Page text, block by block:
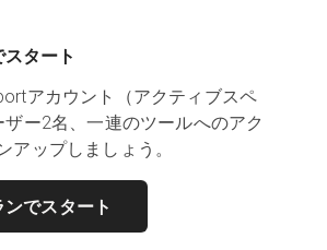
タート
アカウント（アクティブスペ
ー2名、一連のツールへのアク
アップしましょう。
でスタート